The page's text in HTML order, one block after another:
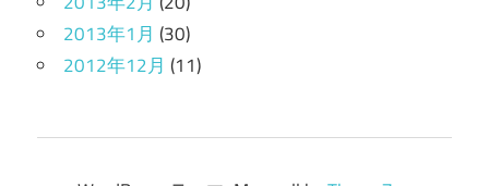
2013年1月 (30)
2012年12月 (11)